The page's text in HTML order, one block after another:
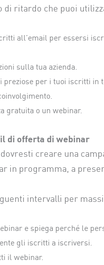
di ritardo che puoi
all’email per essersi
sulla tua azienda.
preziose per i tuoi iscritti
gratuita o un webinar.
di offerta di webinar
creare una
in programma, a
intervalli per
e spiega perché le
gli iscritti a iscriversi.
il webinar.